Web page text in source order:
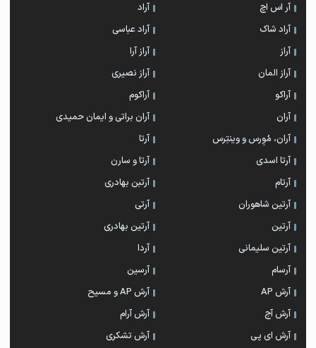
آر اس اچ
آراد
آراد شاک
آراد عباسی
آراز
آراز آرا
آراز المان
آراز نصیری
آراکو
آراکوم
آران
آران براتی و ایمان حمیدی
آران، مُوِرس و وینتِرس
آرتا
آرتا اسدی
آرتا و سارن
آرتام
آرتبن بهادری
آرتين شاهوران
آرتی
آرتین
آرتین بهادری
آرتین سلیمانی
آردا
آرسام
آرسین
آرش AP
آرش AP و مسیح
آرش آج
آرش آرام
آرش ای پی
آرش تشکری